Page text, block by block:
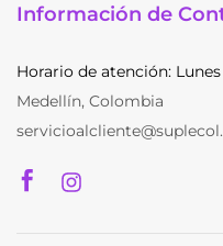
Información de
Horario de atención:
Medellín, Colombia